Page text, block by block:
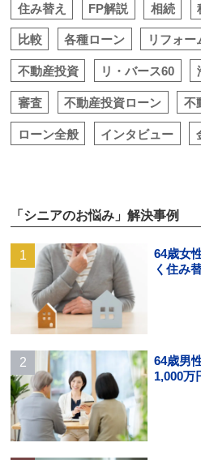
住み替え FP解説 相続
比較 各種ローン リフォー
不動産投資 リ・バース60
審査 不動産投資ローン 不
ローン全般 インタビュー
「シニアのお悩み」解決事例
64歳女
く住み
64歳男
1,000万